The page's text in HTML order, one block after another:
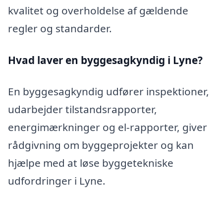
kvalitet og overholdelse af gældende
regler og standarder.
Hvad laver en byggesagkyndig i Lyne?
En byggesagkyndig udfører inspektioner,
udarbejder tilstandsrapporter,
energimærkninger og el-rapporter, giver
rådgivning om byggeprojekter og kan
hjælpe med at løse byggetekniske
udfordringer i Lyne.